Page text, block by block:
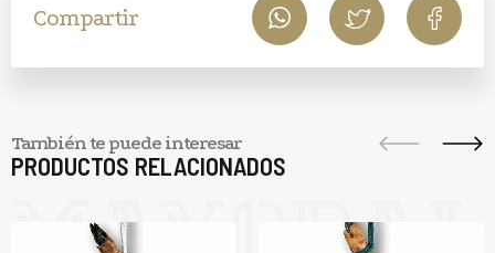
Compartir
También te puede interesar
PRODUCTOS RELACIONADOS